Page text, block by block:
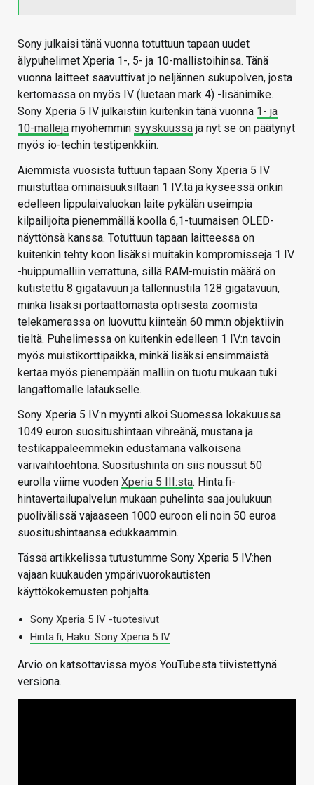
Sony julkaisi tänä vuonna totuttuun tapaan uudet
älypuhelimet Xperia 1-, 5- ja 10-mallistoihinsa. Tänä
vuonna laitteet saavuttivat jo neljännen sukupolven, josta
kertomassa on myös IV (luetaan mark 4) -lisänimike.
Sony Xperia 5 IV julkaistiin kuitenkin tänä vuonna 1- ja
10-malleja myöhemmin syyskuussa ja nyt se on päätynyt
myös io-techin testipenkkiin.
Aiemmista vuosista tuttuun tapaan Sony Xperia 5 IV
muistuttaa ominaisuuksiltaan 1 IV:tä ja kyseessä onkin
edelleen lippulaivaluokan laite pykälän useimpia
kilpailijoita pienemmällä koolla 6,1-tuumaisen OLED-
näyttönsä kanssa. Totuttuun tapaan laitteessa on
kuitenkin tehty koon lisäksi muitakin kompromisseja 1 IV
-huippumalliin verrattuna, sillä RAM-muistin määrä on
kutistettu 8 gigatavuun ja tallennustila 128 gigatavuun,
minkä lisäksi portaattomasta optisesta zoomista
telekamerassa on luovuttu kiinteän 60 mm:n objektiivin
tieltä. Puhelimessa on kuitenkin edelleen 1 IV:n tavoin
myös muistikorttipaikka, minkä lisäksi ensimmäistä
kertaa myös pienempään malliin on tuotu mukaan tuki
langattomalle lataukselle.
Sony Xperia 5 IV:n myynti alkoi Suomessa lokakuussa
1049 euron suositushintaan vihreänä, mustana ja
testikappaleemmekin edustamana valkoisena
värivaihtoehtona. Suositushinta on siis noussut 50
eurolla viime vuoden Xperia 5 III:sta. Hinta.fi-
hintavertailupalvelun mukaan puhelinta saa joulukuun
puolivälissä vajaaseen 1000 euroon eli noin 50 euroa
suositushintaansa edukkaammin.
Tässä artikkelissa tutustumme Sony Xperia 5 IV:hen
vajaan kuukauden ympärivuorokautisten
käyttökokemusten pohjalta.
Sony Xperia 5 IV -tuotesivut
Hinta.fi, Haku: Sony Xperia 5 IV
Arvio on katsottavissa myös YouTubesta tiivistettynä
versiona.